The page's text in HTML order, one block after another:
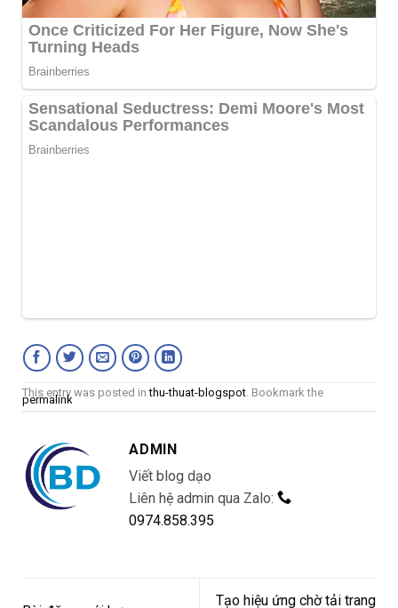
This entry was posted inthu-thuat-blogspot . Bookmark the
permalink
ADMIN
Viết blog dạo
Liên hệ admin qua Zalo:
0974.858.395
Tạo hiệu ứng chờ tải trang